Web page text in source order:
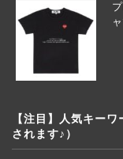
【注目】人気キー
されます♪）